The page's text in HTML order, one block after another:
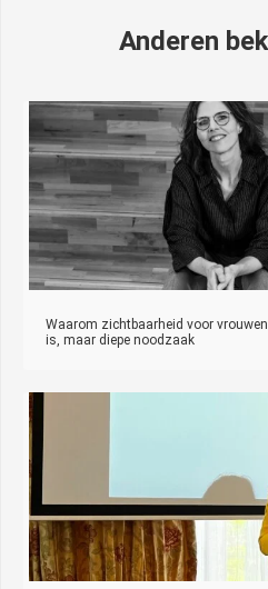
Anderen
Waarom zichtbaarheid voor
is, maar diepe noodzaak